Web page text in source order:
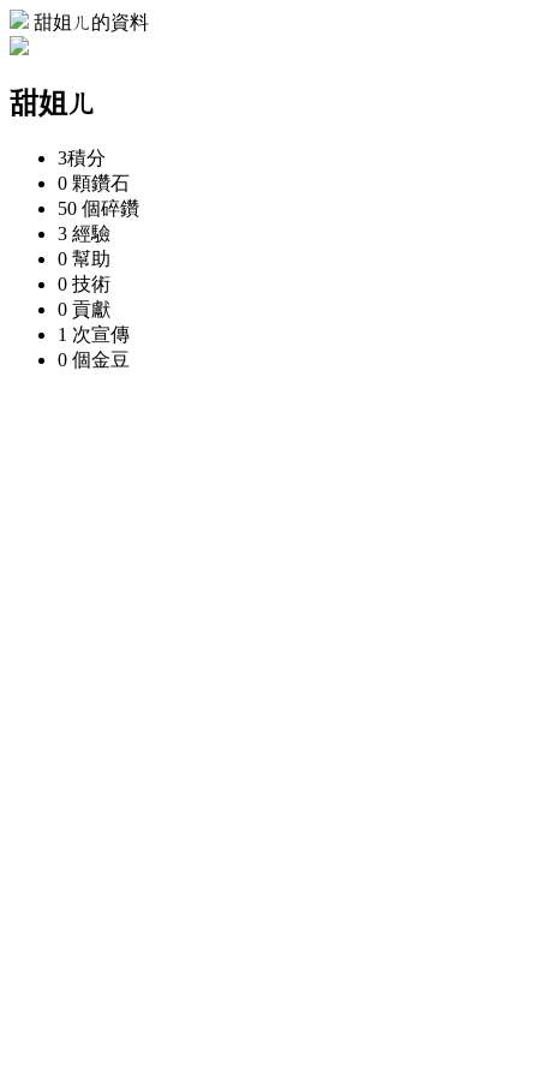
甜姐ㄦ的資料
甜姐ㄦ
3積分
0 顆鑽石
50 個碎鑽
3 經驗
0 幫助
0 技術
0 貢獻
1 次宣傳
0 個金豆